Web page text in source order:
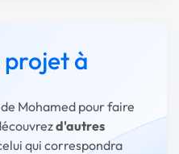
à
Mohamed pour faire
d'autres
qui correspondra